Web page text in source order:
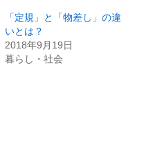
「定規」と「物差し」の違
いとは？
2018年9月19日
暮らし・社会